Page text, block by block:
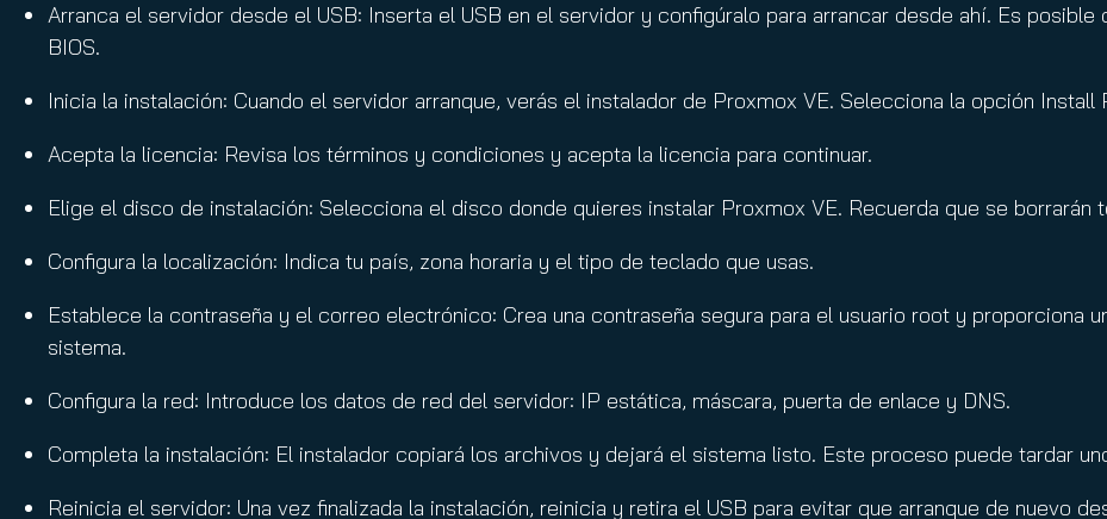
Arranca el servidor desde el USB: Inserta el USB en el servidor y configúralo para arrancar desde ahí. Es
BIOS.
Inicia la instalación: Cuando el servidor arranque, verás el instalador de Proxmox VE. Selecciona la opción Install
Acepta la licencia: Revisa los términos y condiciones y acepta la licencia para continuar.
Elige el disco de instalación: Selecciona el disco donde quieres instalar Proxmox VE. Recuerda que se
Configura la localización: Indica tu país, zona horaria y el tipo de teclado que usas.
Establece la contraseña y el correo electrónico: Crea una contraseña segura para el usuario root y proporciona
sistema.
Configura la red: Introduce los datos de red del servidor: IP estática, máscara, puerta de enlace y DNS.
Completa la instalación: El instalador copiará los archivos y dejará el sistema listo. Este proceso puede tardar
Reinicia el servidor: Una vez finalizada la instalación, reinicia y retira el USB para evitar que arranque de nuevo